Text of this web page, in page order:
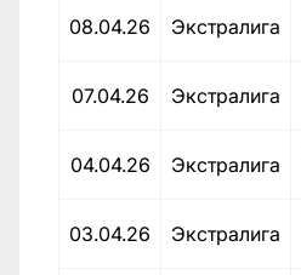
08.04.26 Экстралига
07.04.26 Экстралига
04.04.26 Экстралига
03.04.26 Экстралига